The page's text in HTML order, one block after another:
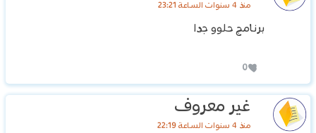
منذ 4 سنوات الساعة 23:21
برنامج حلوو جدا
0
غير معروف
منذ 4 سنوات الساعة 22:19